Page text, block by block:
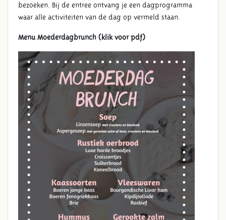
bezoeken. Bij de entree ontvang je een dagprogramma
waar alle activiteiten van de dag op vermeld staan.
Menu Moederdagbrunch (klik voor pdf)